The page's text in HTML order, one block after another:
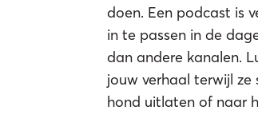
doen. Een podcast is
in te passen in de
dan andere kanalen.
jouw verhaal terwijl ze
hond uitlaten of naar